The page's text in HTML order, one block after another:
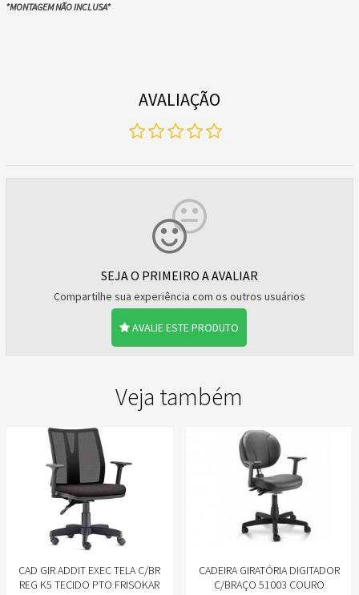
​*MONTAGEM NÃO INCLUSA*
AVALIAÇÃO
SEJA O PRIMEIRO A AVALIAR
Compartilhe sua experiência com os outros usuários
AVALIE ESTE PRODUTO
Veja também
CAD GIR ADDIT EXEC TELA C/BR
REG K5 TECIDO PTO FRISOKAR
CADEIRA GIRATÓRIA DIGITADOR
C/BRAÇO 51003 COURO